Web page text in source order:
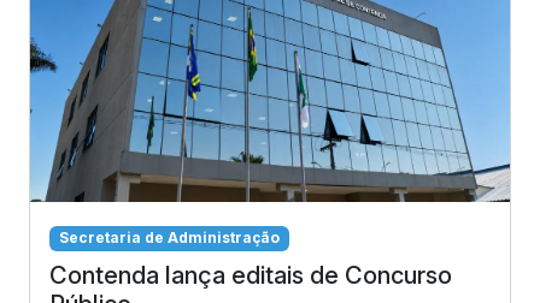
Secretaria de Administração
Contenda lança editais de Concurso